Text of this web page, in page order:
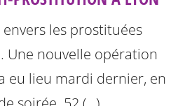
les prostituées
Une nouvelle opération
eu lieu mardi dernier, en